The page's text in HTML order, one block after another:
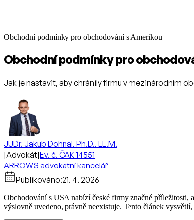
Obchodní podmínky pro obchodování s Amerikou
Obchodní podmínky pro
Jak je nastavit, aby chránily firmu v mezinárodním
JUDr. Jakub Dohnal, Ph.D., LL.M.
|Advokát|Ev. č. ČAK 14551
ARROWS advokátní kancelář
Publikováno:21. 4. 2026
Obchodování s USA nabízí české firmy značné příležitosti,
výslovně uvedeno, právně neexistuje. Tento článek